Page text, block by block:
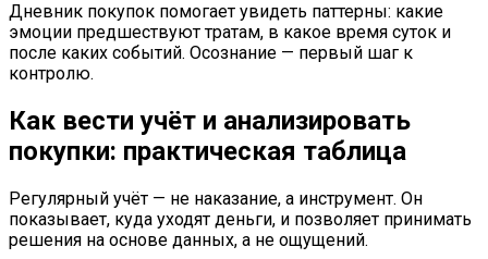
Дневник покупок помогает увидеть паттерны: какие
эмоции предшествуют тратам, в какое время суток и
после каких событий. Осознание — первый шаг к
контролю.
Как вести учёт и анализировать
покупки: практическая таблица
Регулярный учёт — не наказание, а инструмент. Он
показывает, куда уходят деньги, и позволяет принимать
решения на основе данных, а не ощущений.